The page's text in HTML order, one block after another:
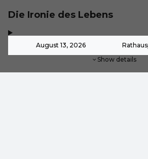
Die Ironie des Lebens
August 13, 2026
Show details